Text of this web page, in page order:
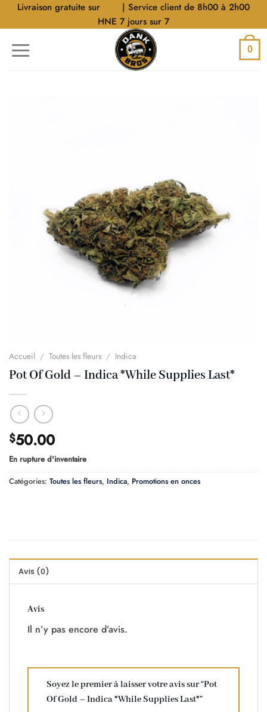
AllerLivraison gratuite sur
| Service client de 8h00 à 2h00
HNE 7 jours sur 7
0
Accueil / Toutes les fleurs / Indica
Pot Of Gold – Indica *While Supplies Last*
$50.00
En rupture d'inventaire
Catégories: Toutes les fleurs, Indica, Promotions en onces
Avis (0)
Avis
Il n’y pas encore d’avis.
Soyez le premier à laisser votre avis sur “Pot
Of Gold – Indica *While Supplies Last*”